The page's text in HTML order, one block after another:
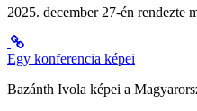
2025. december 27-én rendezte
Egy konferencia képei
Bazánth Ivola képei a